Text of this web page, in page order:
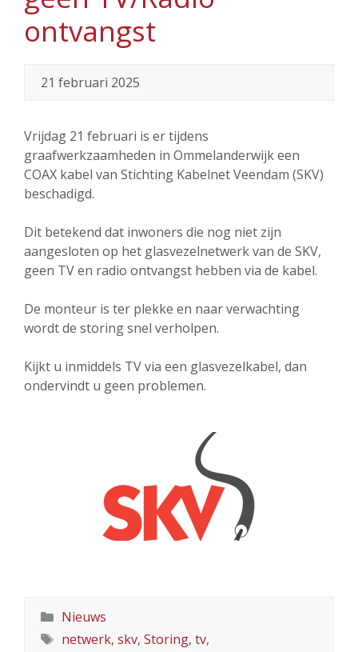
ontvangst
21 februari 2025
Vrijdag 21 februari is er tijdens
graafwerkzaamheden in Ommelanderwijk een
COAX kabel van Stichting Kabelnet Veendam (SKV)
beschadigd.
Dit betekend dat inwoners die nog niet zijn
aangesloten op het glasvezelnetwerk van de SKV,
geen TV en radio ontvangst hebben via de kabel.
De monteur is ter plekke en naar verwachting
wordt de storing snel verholpen.
Kijkt u inmiddels TV via een glasvezelkabel, dan
ondervindt u geen problemen.
Categorieën
Nieuws
Tags
netwerk, skv, Storing, tv,